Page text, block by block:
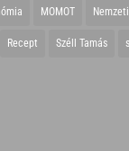
MOMOT
Recept Széll Tamás